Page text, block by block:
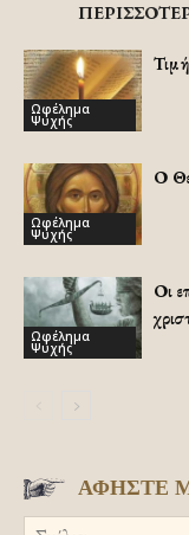
Ωφέλημα
Ψυχής
Τιμή
Ωφέλημα
Ψυχής
Ο
Ωφέλημα
Ψυχής
Οι
ΑΦΗΣΤΕ